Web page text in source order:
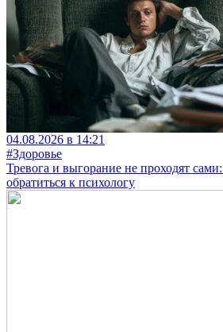
04.08.2026 в 14:21
#Здоровье
Тревога и выгорание не проходят сами:
обратиться к психологу